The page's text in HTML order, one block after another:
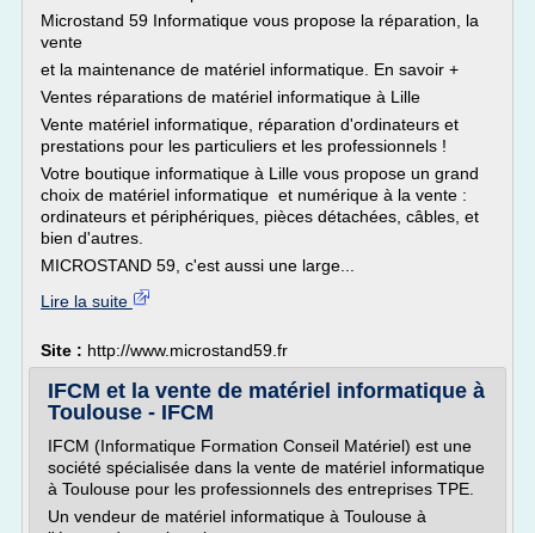
Microstand 59 Informatique vous propose la réparation, la
vente
et la maintenance de matériel informatique. En savoir +
Ventes réparations de matériel informatique à Lille
Vente matériel informatique, réparation d'ordinateurs et
prestations pour les particuliers et les professionnels !
Votre boutique informatique à Lille vous propose un grand
choix de matériel informatique et numérique à la vente :
ordinateurs et périphériques, pièces détachées, câbles, et
bien d'autres.
MICROSTAND 59, c'est aussi une large...
Lire la suite
Site : http://www.microstand59.fr
IFCM et la vente de matériel informatique à
Toulouse - IFCM
IFCM (Informatique Formation Conseil Matériel) est une
société spécialisée dans la vente de matériel informatique
à Toulouse pour les professionnels des entreprises TPE.
Un vendeur de matériel informatique à Toulouse à